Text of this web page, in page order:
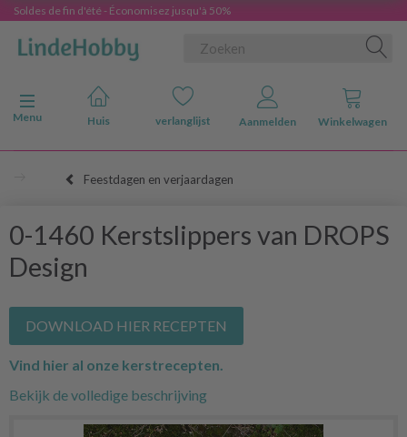
Soldes de fin d'été - Économisez jusqu'à 50%
Navigatie in-/uitschakelen
Menu
Huis verlanglijst Aanmelden Winkelwagen
Feestdagen en verjaardagen
0-1460 Kerstslippers van DROPS
Design
DOWNLOAD HIER RECEPTEN
Vind hier al onze kerstrecepten.
Bekijk de volledige beschrijving